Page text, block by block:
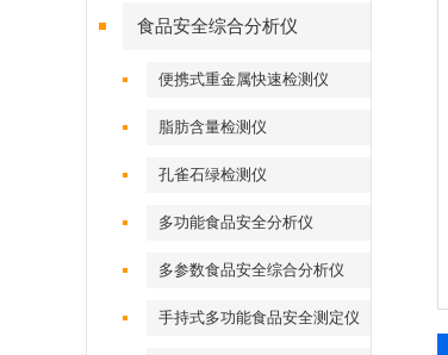
食品安全综合分析仪
便携式重金属快速检测仪
脂肪含量检测仪
孔雀石绿检测仪
多功能食品安全分析仪
多参数食品安全综合分析仪
手持式多功能食品安全测定仪